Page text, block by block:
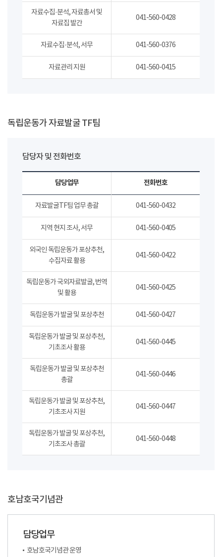
자료수집·분석, 자료총서 및
자료집 발간
041-560-0428
자료수집·분석, 서무 041-560-0376
자료관리 지원 041-560-0415
독립운동가 자료발굴 TF팀
담당자 및 전화번호
담당업무 전화번호
자료발굴TF팀 업무 총괄 041-560-0432
지역 현지 조사, 서무 041-560-0405
외국인 독립운동가 포상추천,
수집자료 활용
041-560-0422
독립운동가 국외자료발굴, 번역
및 활용
041-560-0425
독립운동가 발굴 및 포상추천 041-560-0427
독립운동가 발굴 및 포상추천,
기초조사 활용
041-560-0445
독립운동가 발굴 및 포상추천
총괄
041-560-0446
독립운동가 발굴 및 포상추천,
기초조사 지원
041-560-0447
독립운동가 발굴 및 포상추천,
기초조사 총괄
041-560-0448
호남호국기념관
담당업무
호남호국기념관 운영